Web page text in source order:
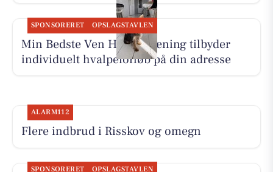
SPONSORERET OPSLAGSTAVLEN
Min Bedste Ven Hundetræning tilbyder
individuelt hvalpeforløb på din adresse
ALARM112
Flere indbrud i Risskov og omegn
SPONSORERET OPSLAGSTAVLEN